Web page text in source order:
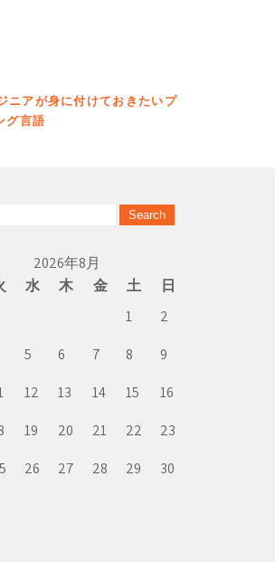
ニアが身に付けておきたいプ
グ言語
2026年8月
水 木 金 土
日
1
2
5 6 7 8
9
12 13 14 15
16
19 20 21 22
23
26 27 28 29
30